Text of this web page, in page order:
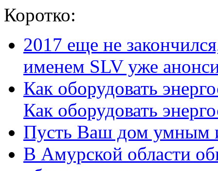
Коротко:
2017 еще не
именем SLV уже
Как оборудовать
Как оборудовать
Пусть Ваш дом умным
В Амурской области